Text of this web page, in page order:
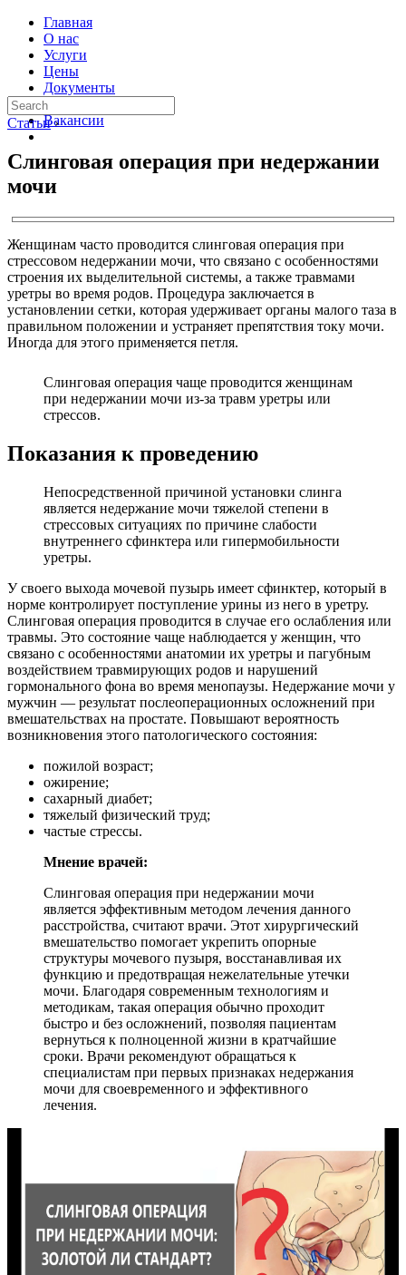
Главная
О нас
Услуги
Цены
Документы
Контакты
Вакансии
Статьи ›
Слинговая операция при недержании
мочи
Женщинам часто проводится слинговая операция при
стрессовом недержании мочи, что связано с особенностями
строения их выделительной системы, а также травмами
уретры во время родов. Процедура заключается в
установлении сетки, которая удерживает органы малого таза в
правильном положении и устраняет препятствия току мочи.
Иногда для этого применяется петля.
Слинговая операция чаще проводится женщинам
при недержании мочи из-за травм уретры или
стрессов.
Показания к проведению
Непосредственной причиной установки слинга
является недержание мочи тяжелой степени в
стрессовых ситуациях по причине слабости
внутреннего сфинктера или гипермобильности
уретры.
У своего выхода мочевой пузырь имеет сфинктер, который в
норме контролирует поступление урины из него в уретру.
Слинговая операция проводится в случае его ослабления или
травмы. Это состояние чаще наблюдается у женщин, что
связано с особенностями анатомии их уретры и пагубным
воздействием травмирующих родов и нарушений
гормонального фона во время менопаузы. Недержание мочи у
мужчин — результат послеоперационных осложнений при
вмешательствах на простате. Повышают вероятность
возникновения этого патологического состояния:
пожилой возраст;
ожирение;
сахарный диабет;
тяжелый физический труд;
частые стрессы.
Мнение врачей:
Слинговая операция при недержании мочи
является эффективным методом лечения данного
расстройства, считают врачи. Этот хирургический
вмешательство помогает укрепить опорные
структуры мочевого пузыря, восстанавливая их
функцию и предотвращая нежелательные утечки
мочи. Благодаря современным технологиям и
методикам, такая операция обычно проходит
быстро и без осложнений, позволяя пациентам
вернуться к полноценной жизни в кратчайшие
сроки. Врачи рекомендуют обращаться к
специалистам при первых признаках недержания
мочи для своевременного и эффективного
лечения.